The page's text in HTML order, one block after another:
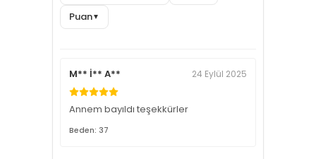
Puan▼
M** İ** A** 24 Eylül 2025
Annem bayıldı teşekkürler
Beden: 37